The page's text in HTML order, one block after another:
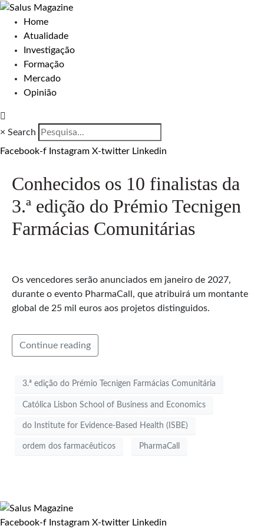
Home
Atualidade
Investigação
Formação
Mercado
Opinião
× Search
Facebook-f Instagram X-twitter Linkedin
Conhecidos os 10 finalistas da
3.ª edição do Prémio Tecnigen
Farmácias Comunitárias
Os vencedores serão anunciados em janeiro de 2027,
durante o evento PharmaCall, que atribuirá um montante
global de 25 mil euros aos projetos distinguidos.
Continue reading
3.ª edição do Prémio Tecnigen Farmácias Comunitária
Católica Lisbon School of Business and Economics
do Institute for Evidence-Based Health (ISBE)
ordem dos farmacêuticos PharmaCall
Facebook-f Instagram X-twitter Linkedin